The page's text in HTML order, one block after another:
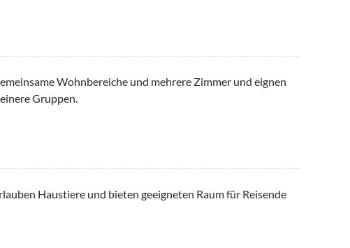
Wohnbereiche und mehrere Zimmer und eignen
Gruppen.
Haustiere und bieten geeigneten Raum für Reisende